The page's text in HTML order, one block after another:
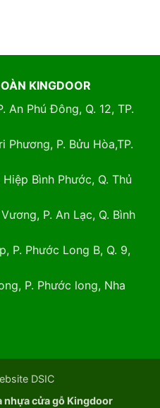
KINGDOOR
An Phú Đông, Q. 12, TP.
Phương, P. Bửu Hòa,TP.
Hiệp Bình Phước, Q. Thủ
P. An Lạc, Q. Bình
P. Phước Long B, Q. 9,
P. Phước long, Nha
DSIC
nhựa cửa gỗ Kingdoor